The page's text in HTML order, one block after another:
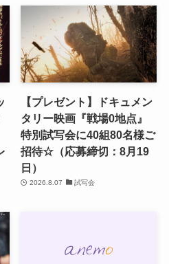
【プレゼント】ドキュメン
タリー映画『戦場0地点』
特別試写会に40組80名様ご
招待☆（応募締切：8月19
日）
2026.8.07 試写会